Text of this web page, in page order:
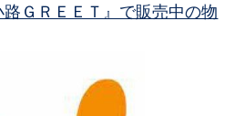
路ＧＲＥＥＴ』で販売中の物